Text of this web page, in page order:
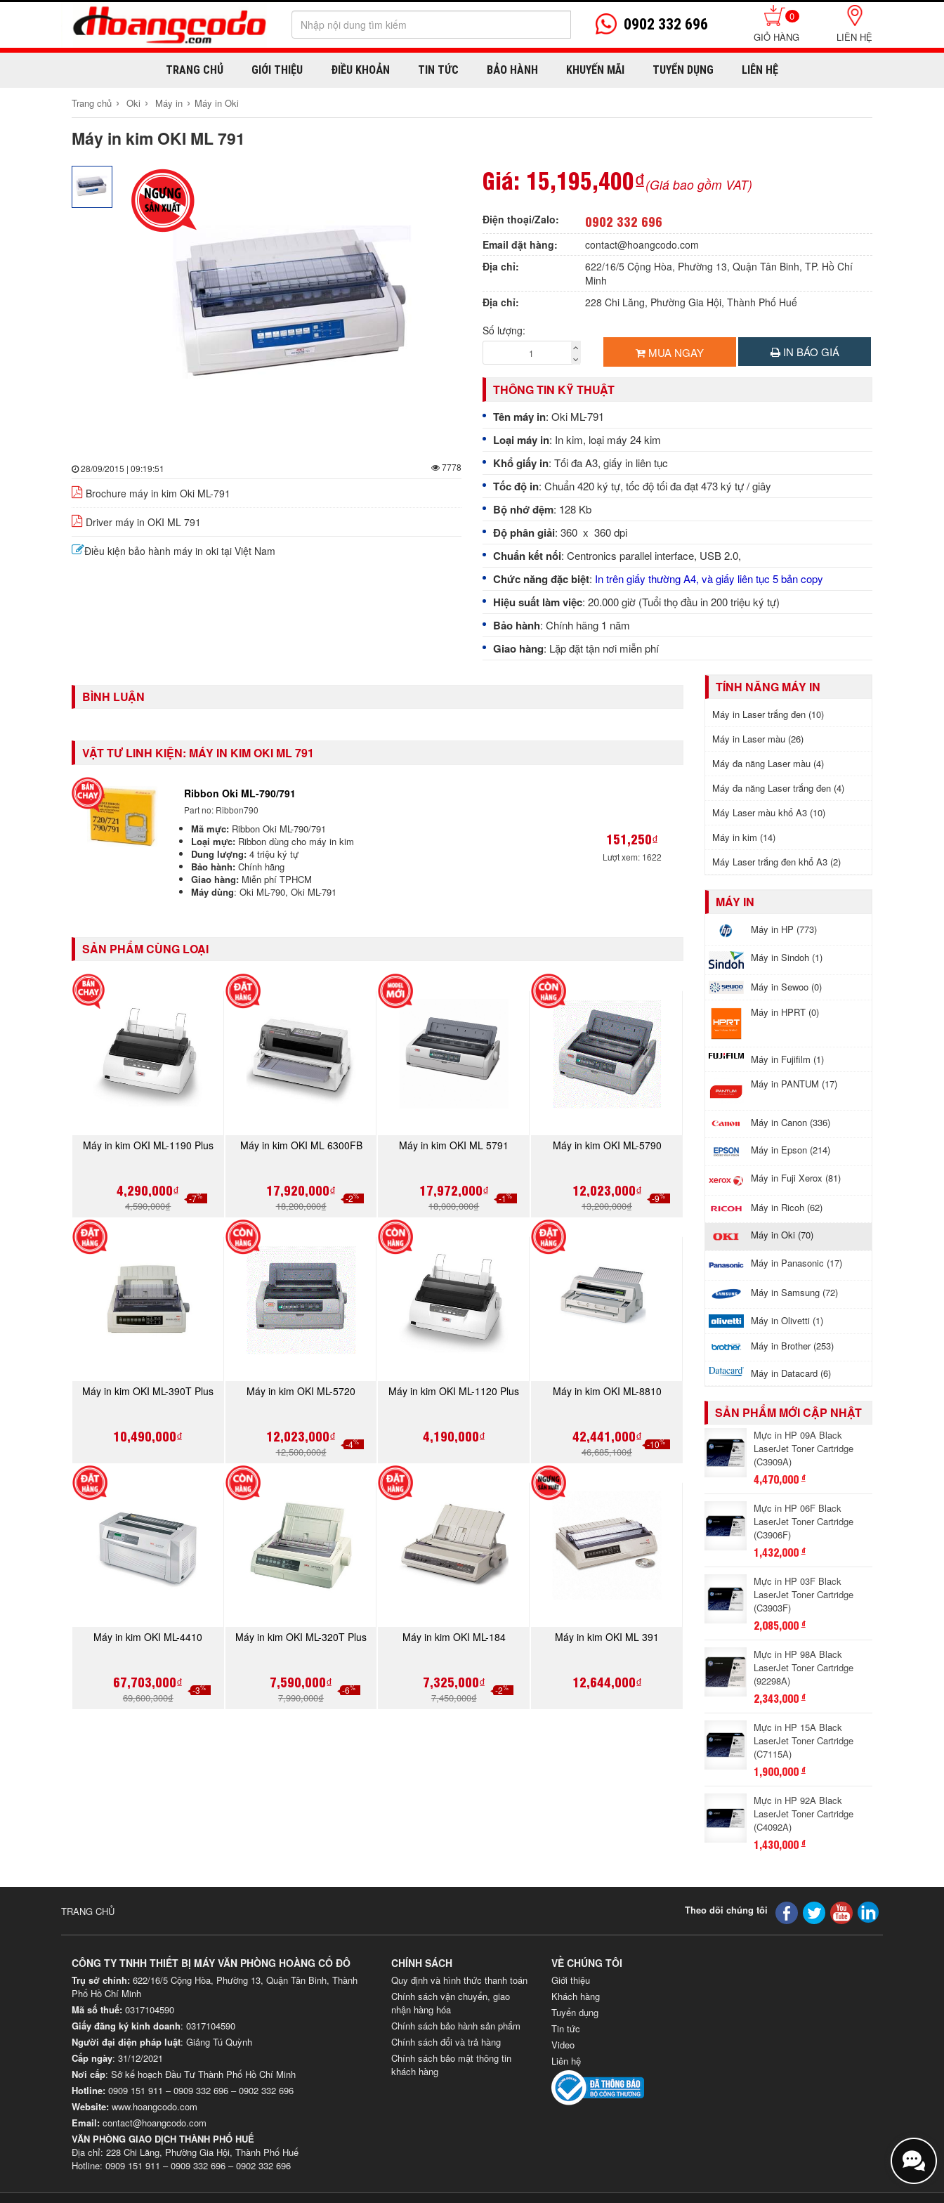
0
0902 332 696
LIÊN HỆ
TRANG CHỦ GIỚI THIỆU ĐIỀU KHOẢN TIN TỨC BẢO HÀNH KHUYẾN MÃI TUYỂN DỤNG LIÊN HỆ
Trang chủ › Oki › Máy in › Máy in Oki
Máy in kim OKI ML 791
28/09/2015 | 09:19:51 7778
Brochure máy in kim Oki ML-791
Driver máy in OKI ML 791
Điều kiện bảo hành máy in oki tại Việt Nam
Giá: 15,195,400₫(Giá bao gồm VAT)
Điện thoại/Zalo: 0902 332 696
Email đặt hàng:
contact@hoangcodo.com
Địa chỉ:
622/16/5 Cộng Hòa, Phường 13, Quận Tân Binh, TP. Hồ Chí
Minh
Địa chỉ:
228 Chi Lăng, Phường Gia Hội, Thành Phố Huế
Số lượng:
MUA NGAY IN BÁO GIÁ
THÔNG TIN KỸ THUẬT
Tên máy in: Oki ML-791
Loại máy in: In kim, loại máy 24 kim
Khổ giấy in: Tối đa A3, giấy in liên tục
Tốc độ in: Chuẩn 420 ký tự, tốc độ tối đa đạt 473 ký tự / giây
Bộ nhớ đệm: 128 Kb
Độ phân giải: 360 x 360 dpi
Chuẩn kết nối: Centronics parallel interface, USB 2.0,
Chức năng đặc biệt: In trên giấy thường A4, và giấy liên tục 5 bản copy
Hiệu suất làm việc: 20.000 giờ (Tuổi thọ đầu in 200 triệu ký tự)
Bảo hành: Chính hãng 1 năm
Giao hàng: Lặp đặt tận nơi miễn phí
BÌNH LUẬN
VẬT TƯ LINH KIỆN: MÁY IN KIM OKI ML 791
Ribbon Oki ML-790/791
Part no: Ribbon790
Mã mực: Ribbon Oki ML-790/791
Loại mực: Ribbon dùng cho máy in kim
Dung lượng: 4 triệu ký tự
Bảo hành: Chính hãng
Giao hàng: Miễn phí TPHCM
Máy dùng: Oki ML-790, Oki ML-791
151,250₫
Lượt xem: 1622
SẢN PHẨM CÙNG LOẠI
Máy in kim OKI ML-1190 Plus
4,290,000₫
4,590,000₫
-7%
MUA NGAY Máy in kim OKI ML 6300FB
17,920,000₫
18,200,000₫
-2%
MUA NGAY Máy in kim OKI ML 5791
17,972,000₫
18,000,000₫
-1%
MUA NGAY Máy in kim OKI ML-5790
12,023,000₫
13,200,000₫
-9%
MUA NGAY
Máy in kim OKI ML-390T Plus
10,490,000₫
MUA NGAY Máy in kim OKI ML-5720
12,023,000₫
12,500,000₫
-4%
MUA NGAY Máy in kim OKI ML-1120 Plus
4,190,000₫
MUA NGAY Máy in kim OKI ML-8810
42,441,000₫
46,685,100₫
-10%
MUA NGAY
Máy in kim OKI ML-4410
67,703,000₫
69,600,300₫
-3%
MUA NGAY Máy in kim OKI ML-320T Plus
7,590,000₫
7,990,000₫
-6%
MUA NGAY Máy in kim OKI ML-184
7,325,000₫
7,450,000₫
-2%
MUA NGAY Máy in kim OKI ML 391
12,644,000₫
MUA NGAY
TÍNH NĂNG MÁY IN
Máy in Laser trắng đen (10)
Máy in Laser màu (26)
Máy đa năng Laser màu (4)
Máy đa năng Laser trắng đen (4)
Máy Laser màu khổ A3 (10)
Máy in kim (14)
Máy Laser trắng đen khổ A3 (2)
MÁY IN
Máy in HP (773)
Máy in Sindoh (1)
Máy in Sewoo (0)
Máy in HPRT (0)
Máy in Fujifilm (1)
Máy in PANTUM (17)
Máy in Canon (336)
Máy in Epson (214)
Máy in Fuji Xerox (81)
Máy in Ricoh (62)
Máy in Oki (70)
Máy in Panasonic (17)
Máy in Samsung (72)
Máy in Olivetti (1)
Máy in Brother (253)
Máy in Datacard (6)
SẢN PHẨM MỚI CẬP NHẬT
Mực in HP 09A Black
LaserJet Toner Cartridge
(C3909A)
4,470,000đ
Mực in HP 06F Black
LaserJet Toner Cartridge
(C3906F)
1,432,000đ
Mực in HP 03F Black
LaserJet Toner Cartridge
(C3903F)
2,085,000đ
Mực in HP 98A Black
LaserJet Toner Cartridge
(92298A)
2,343,000đ
Mực in HP 15A Black
LaserJet Toner Cartridge
(C7115A)
1,900,000đ
Mực in HP 92A Black
LaserJet Toner Cartridge
(C4092A)
1,430,000đ
TRANG CHỦ Theo dõi chúng tôi
CÔNG TY TNHH THIẾT BỊ MÁY VĂN PHÒNG HOÀNG CỐ ĐÔ
Trụ sở chính: 622/16/5 Cộng Hòa, Phường 13, Quận Tân Binh, Thành
Phố Hồ Chí Minh
Mã số thuế: 0317104590
Giấy đăng ký kinh doanh: 0317104590
Người đại diện pháp luật: Giảng Tú Quỳnh
Cấp ngày: 31/12/2021
Nơi cấp: Sở kế hoạch Đầu Tư Thành Phố Hồ Chí Minh
Hotline: 0909 151 911 –0909 332 696 –0902 332 696
Website: www.hoangcodo.com
Email: contact@hoangcodo.com
VĂN PHÒNG GIAO DỊCH THÀNH PHỐ HUẾ
Địa chỉ: 228 Chi Lăng, Phường Gia Hội, Thành Phố Huế
Hotline: 0909 151 911 – 0909 332 696 – 0902 332 696
CHÍNH SÁCH
Quy định và hình thức thanh toán
Chính sách vận chuyển, giao
nhận hàng hóa
Chính sách bảo hành sản phẩm
Chính sách đổi và trả hàng
Chính sách bảo mật thông tin
khách hàng
VỀ CHÚNG TÔI
Giới thiệu
Khách hàng
Tuyển dụng
Tin tức
Video
Liên hệ